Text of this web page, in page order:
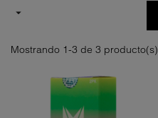

Mostrando 1-3 de 3 producto(s)